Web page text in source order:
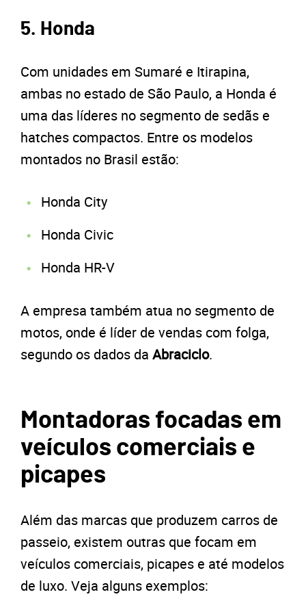
5. Honda
Com unidades em Sumaré e Itirapina,
ambas no estado de São Paulo, a Honda é
uma das líderes no segmento de sedãs e
hatches compactos. Entre os modelos
montados no Brasil estão:
Honda City
Honda Civic
Honda HR-V
A empresa também atua no segmento de
motos, onde é líder de vendas com folga,
segundo os dados da Abraciclo.
Montadoras focadas em
veículos comerciais e
picapes
Além das marcas que produzem carros de
passeio, existem outras que focam em
veículos comerciais, picapes e até modelos
de luxo. Veja alguns exemplos: